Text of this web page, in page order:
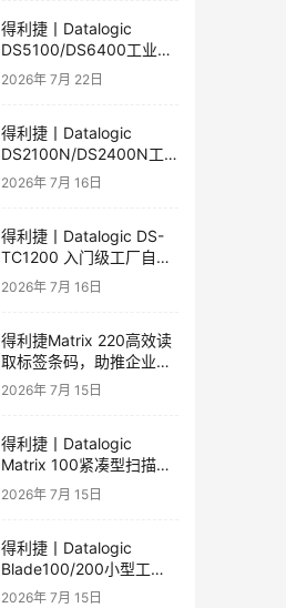
得利捷丨Datalogic
DS5100/DS6400工业激
光扫描器产品彩页和用户
2026年 7月 22日
得利捷丨Datalogic
DS2100N/DS2400N工
业短距激光扫描器产品彩
2026年 7月 16日
得利捷丨Datalogic DS-
TC1200 入门级工厂自动
化的线性CCD阅读器英文
彩页和手册
2026年 7月 16日
得利捷Matrix 220高效读
取标签条码，助推企业自
动化发展
2026年 7月 15日
得利捷丨Datalogic
Matrix 100紧凑型扫描器
产品彩页和产品手册
2026年 7月 15日
得利捷丨Datalogic
Blade100/200小型工业
一维读码器产品彩页和产
2026年 7月 15日